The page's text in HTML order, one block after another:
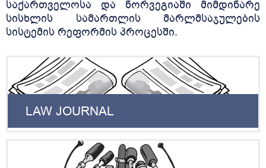
საქართველოსა და ნორვეგიაში მიმდინარე
სისხლის სამართლის მარლმსაჯულების
სისტემის რეფორმის პროცესში.
LAW JOURNAL